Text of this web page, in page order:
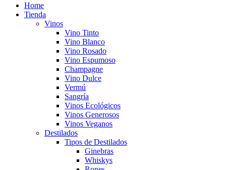
Home
Tienda
Vinos
Vino Tinto
Vino Blanco
Vino Rosado
Vino Espumoso
Champagne
Vino Dulce
Vermú
Sangría
Vinos Ecológicos
Vinos Generosos
Vinos Veganos
Destilados
Tipos de Destilados
Ginebras
Whiskys